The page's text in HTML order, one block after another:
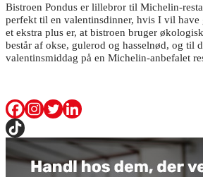
Bistroen Pondus er lillebror til Michelin-
perfekt til en valentinsdinner, hvis I vil
et ekstra plus er, at bistroen bruger
består af okse, gulerod og hasselnød, og til
valentinsmiddag på en Michelin-anbefalet